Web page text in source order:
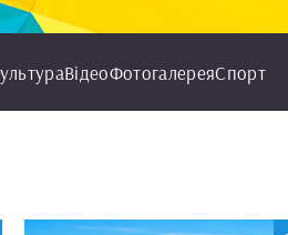
ВідеоФотогалереяСпорт